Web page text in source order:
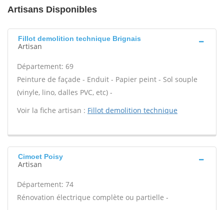
Artisans Disponibles
Fillot demolition technique Brignais
Artisan
Département: 69
Peinture de façade - Enduit - Papier peint - Sol souple
(vinyle, lino, dalles PVC, etc) -
Voir la fiche artisan : Fillot demolition technique
Cimoet Poisy
Artisan
Département: 74
Rénovation électrique complète ou partielle -